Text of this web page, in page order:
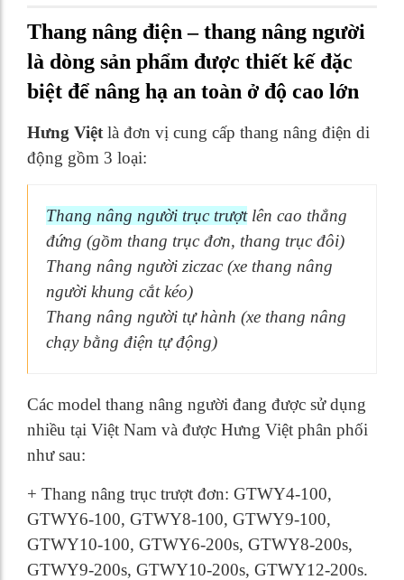
Thang nâng điện – thang nâng người
là dòng sản phẩm được thiết kế đặc
biệt để nâng hạ an toàn ở độ cao lớn
Hưng Việt là đơn vị cung cấp thang nâng điện di
động gồm 3 loại:
Thang nâng người trục trượtlên cao thẳng
đứng (gồm thang trục đơn, thang trục đôi)
Thang nâng người ziczac (xe thang nâng
người khung cắt kéo)
Thang nâng người tự hành (xe thang nâng
chạy bằng điện tự động)
Các model thang nâng người đang được sử dụng
nhiều tại Việt Nam và được Hưng Việt phân phối
như sau:
+ Thang nâng trục trượt đơn: GTWY4-100,
GTWY6-100, GTWY8-100, GTWY9-100,
GTWY10-100, GTWY6-200s, GTWY8-200s,
GTWY9-200s, GTWY10-200s, GTWY12-200s.